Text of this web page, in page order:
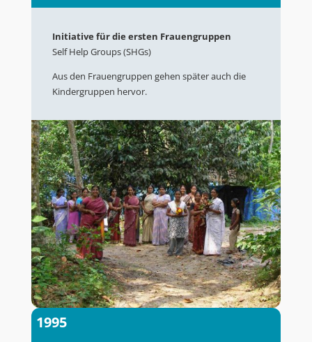
Initiative für die ersten Frauengruppen
Self Help Groups (SHGs)
Aus den Frauengruppen gehen später auch die
Kindergruppen hervor.
1995